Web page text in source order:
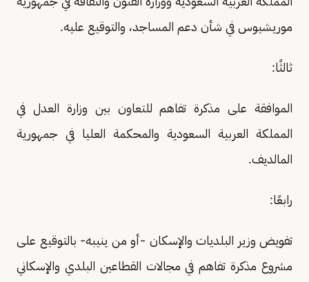
موريشيوس في شأن دعم المساجد، والتوقيع عليه.
ثالثًا:
الموافقة على مذكرة تفاهم للتعاون بين وزارة العدل في
المملكة العربية السعودية والمحكمة العليا في جمهورية
المالديف.
رابعًا:
تفويض وزير البلديات والإسكان -أو من ينيبه- بالتوقيع على
مشروع مذكرة تفاهم في مجالات القطاعين البلدي والإسكاني